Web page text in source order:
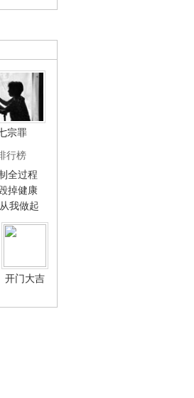
宗罪
行榜
全过程
掉健康
我做起
开门大吉